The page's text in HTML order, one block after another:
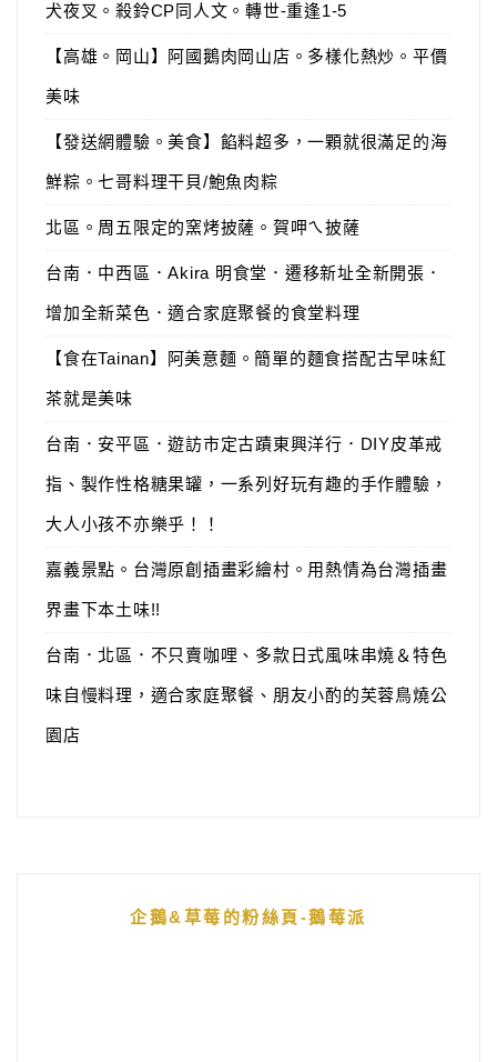
犬夜叉。殺鈴CP同人文。轉世-重逢1-5
【高雄。岡山】阿國鵝肉岡山店。多樣化熱炒。平價
美味
【發送網體驗。美食】餡料超多，一顆就很滿足的海
鮮粽。七哥料理干貝/鮑魚肉粽
北區。周五限定的窯烤披薩。賀呷ㄟ披薩
台南．中西區．Akira 明食堂．遷移新址全新開張．
增加全新菜色．適合家庭聚餐的食堂料理
【食在Tainan】阿美意麵。簡單的麵食搭配古早味紅
茶就是美味
台南．安平區．遊訪市定古蹟東興洋行．DIY皮革戒
指、製作性格糖果罐，一系列好玩有趣的手作體驗，
大人小孩不亦樂乎！！
嘉義景點。台灣原創插畫彩繪村。用熱情為台灣插畫
界畫下本土味!!
台南．北區．不只賣咖哩、多款日式風味串燒＆特色
味自慢料理，適合家庭聚餐、朋友小酌的芙蓉鳥燒公
園店
企鵝&草莓的粉絲頁-鵝莓派